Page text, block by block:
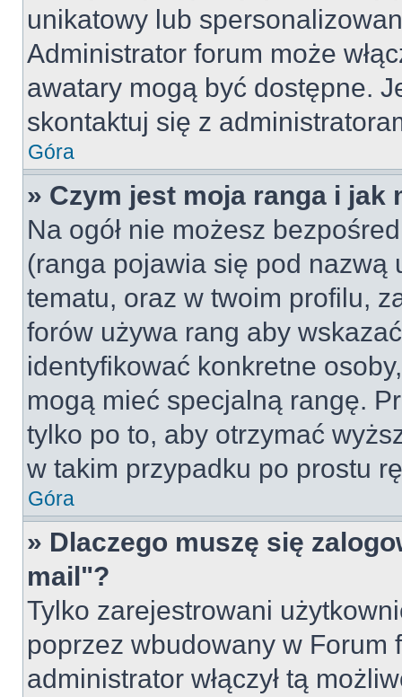
unikatowy lub
Administrator forum może
awatary mogą być dostępne.
skontaktuj się z
Góra
» Czym jest moja ranga i jak
Na ogół nie możesz
(ranga pojawia się pod
tematu, oraz w twoim profilu,
forów używa rang aby
identyfikować konkretne
mogą mieć specjalną rangę.
tylko po to, aby otrzymać
w takim przypadku po prostu
Góra
» Dlaczego muszę się
mail"?
Tylko zarejestrowani
poprzez wbudowany w Forum
administrator włączył tą